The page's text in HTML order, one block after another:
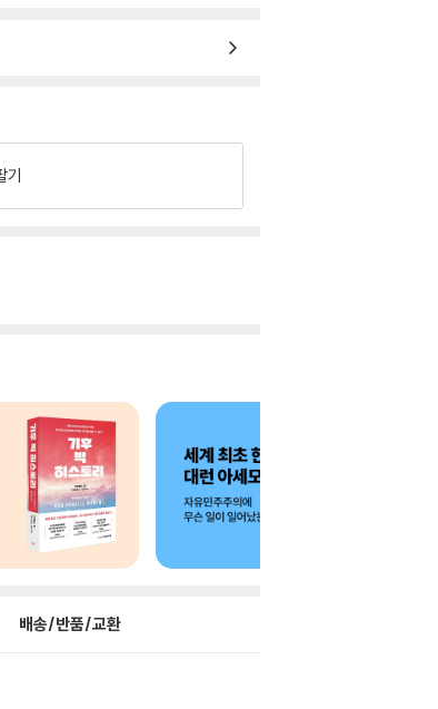
기
배송/반품/교환